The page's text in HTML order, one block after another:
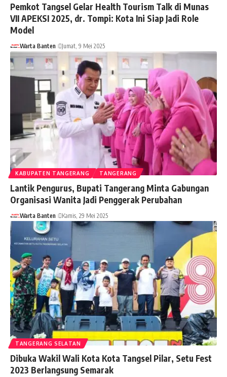
Pemkot Tangsel Gelar Health Tourism Talk di Munas
VII APEKSI 2025, dr. Tompi: Kota Ini Siap Jadi Role
Model
Warta Banten Jumat, 9 Mei 2025
KABUPATEN TANGERANG TANGERANG
Lantik Pengurus, Bupati Tangerang Minta Gabungan
Organisasi Wanita Jadi Penggerak Perubahan
Warta Banten Kamis, 29 Mei 2025
TANGERANG SELATAN
Dibuka Wakil Wali Kota Kota Tangsel Pilar, Setu Fest
2023 Berlangsung Semarak